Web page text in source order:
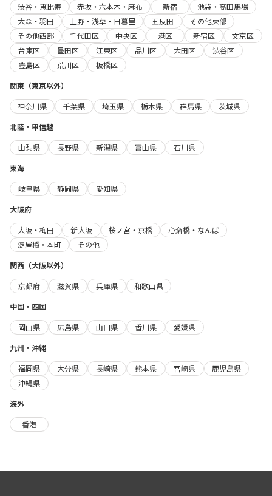
渋谷・恵比寿
赤坂・六本木・麻布 新宿
池袋・高田馬場
大森・羽田
上野・浅草・日暮里 五反田
その他東部
その他西部
千代田区 中央区 港区 新宿区
文京区
台東区
墨田区 江東区 品川区 大田区
渋谷区
豊島区
荒川区
板橋区
関東（東京以外）
神奈川県
千葉県 埼玉県 栃木県 群馬県
茨城県
北陸・甲信越
山梨県
長野県 新潟県 富山県
石川県
東海
岐阜県
静岡県
愛知県
大阪府
大阪・梅田
新大阪 桜ノ宮・京橋
心斎橋・なんば
淀屋橋・本町
その他
関西（大阪以外）
京都府
滋賀県 兵庫県
和歌山県
中国・四国
岡山県
広島県 山口県 香川県
愛媛県
九州・沖縄
福岡県
大分県 長崎県 熊本県 宮崎県
鹿児島県
沖縄県
海外
香港